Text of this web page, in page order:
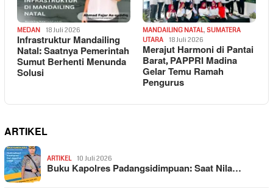
MEDAN 18 Juli 2026
Infrastruktur Mandailing
Natal: Saatnya Pemerintah
Sumut Berhenti Menunda
Solusi
MANDAILING NATAL, SUMATERA
UTARA
18 Juli 2026
Merajut Harmoni di Pantai
Barat, PAPPRI Madina
Gelar Temu Ramah
Pengurus
ARTIKEL
ARTIKEL 10 Juli 2026
Buku Kapolres Padangsidimpuan: Saat Nila…